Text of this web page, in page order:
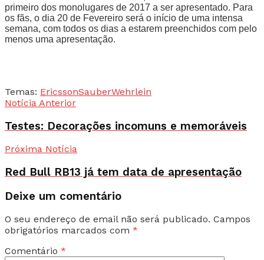
primeiro dos monolugares de 2017 a ser apresentado. Para
os fãs, o dia 20 de Fevereiro será o início de uma intensa
semana, com todos os dias a estarem preenchidos com pelo
menos uma apresentação.
Temas: EricssonSauberWehrlein
Notícia Anterior
Testes: Decorações incomuns e memoráveis
Próxima Notícia
Red Bull RB13 já tem data de apresentação
Deixe um comentário
O seu endereço de email não será publicado. Campos
obrigatórios marcados com *
Comentário *